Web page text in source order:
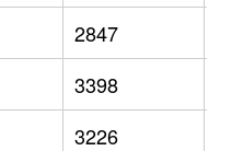
2847
3398
3226